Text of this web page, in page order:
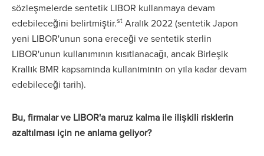
sözleşmelerde sentetik LIBOR kullanmaya devam
edebileceğini belirtmiştir.st Aralık 2022 (sentetik Japon
yeni LIBOR'unun sona ereceği ve sentetik sterlin
LIBOR'unun kullanımının kısıtlanacağı, ancak Birleşik
Krallık BMR kapsamında kullanımının on yıla kadar devam
edebileceği tarih).
Bu, firmalar ve LIBOR'a maruz kalma ile ilişkili risklerin
azaltılması için ne anlama geliyor?